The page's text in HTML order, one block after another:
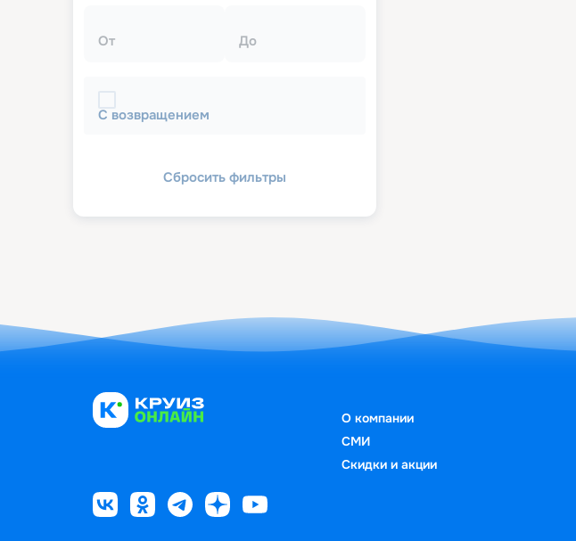
От До
С возвращением
Сбросить фильтры
О компании
СМИ
Скидки и акции